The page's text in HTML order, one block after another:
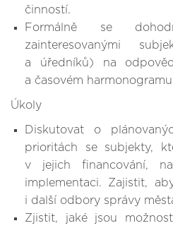
činností.
Formálně se
zainteresovanými
a úředníků) na
a časovém
Úkoly
Diskutovat o
prioritách se subjekty,
v jejich financování,
implementaci. Zajistit,
i další odbory správy
Zjistit, jaké jsou